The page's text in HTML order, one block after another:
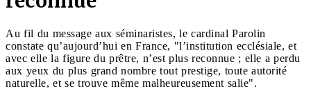
Au fil du message aux séminaristes, le cardinal Parolin
constate qu’aujourd’hui en France, "l’institution ecclésiale, et
avec elle la figure du prêtre, n’est plus reconnue ; elle a perdu
aux yeux du plus grand nombre tout prestige, toute autorité
naturelle, et se trouve même malheureusement salie".